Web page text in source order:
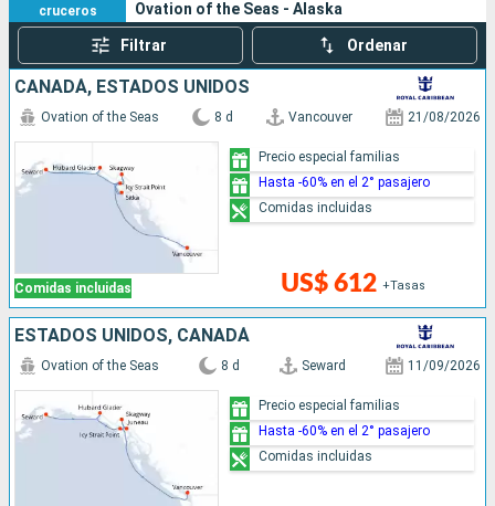
Buscar
cruceros
Ovation of the Seas - Alaska
Filtrar Ordenar
CANADÁ, ESTADOS UNIDOS
Comidas incluidas
Ovation of the Seas 8 d Vancouver 21/08/2026
US$ 612 +Tasas
Precio especial familias
Hasta -60% en el 2° pasajero
Comidas incluidas
ESTADOS UNIDOS, CANADÁ
Ovation of the Seas 8 d Seward 11/09/2026
Precio especial familias
Hasta -60% en el 2° pasajero
Comidas incluidas